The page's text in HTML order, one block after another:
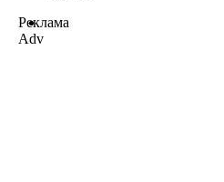
Реклама
Adv